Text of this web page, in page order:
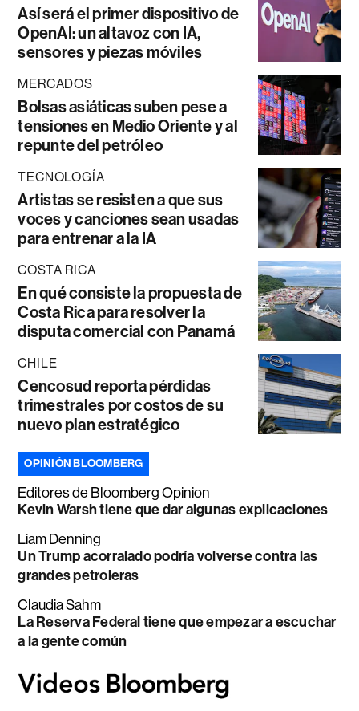
Así será el primer dispositivo de
OpenAI: un altavoz con IA,
sensores y piezas móviles
MERCADOS
Bolsas asiáticas suben pese a
tensiones en Medio Oriente y al
repunte del petróleo
TECNOLOGÍA
Artistas se resisten a que sus
voces y canciones sean usadas
para entrenar a la IA
COSTA RICA
En qué consiste la propuesta de
Costa Rica para resolver la
disputa comercial con Panamá
CHILE
Cencosud reporta pérdidas
trimestrales por costos de su
nuevo plan estratégico
OPINIÓN BLOOMBERG
Editores de Bloomberg Opinion
Kevin Warsh tiene que dar algunas explicaciones
Liam Denning
Un Trump acorralado podría volverse contra las
grandes petroleras
Claudia Sahm
La Reserva Federal tiene que empezar a escuchar
a la gente común